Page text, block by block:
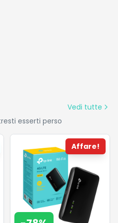
Vedi tutte
esserti perso
Affare!